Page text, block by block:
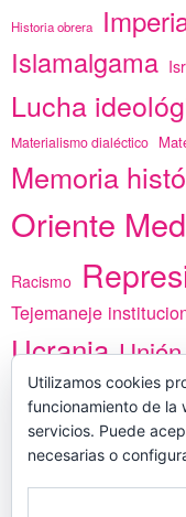
Historia obrera
Islamalgama
Lucha
Materialismo dialéctico
Memoria
Oriente
Racismo
Tejemaneje
Ucrania
vacunas Yemen
Utilizamos cookies
funcionamiento de la
servicios. Puede
necesarias o